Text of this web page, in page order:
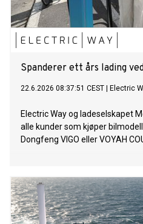
Spanderer ett års lading
22.6.2026 08:37:51 CEST Electric
Electric Way og ladeselskapet
alle kunder som kjøper
Dongfeng VIGO eller VOYAH